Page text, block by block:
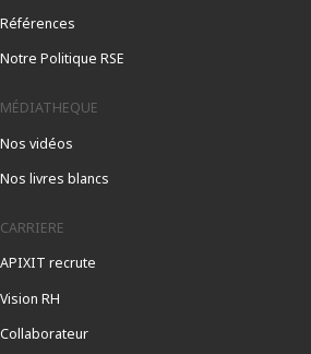
Références
Notre Politique RSE
MÉDIATHEQUE
Nos vidéos
Nos livres blancs
CARRIERE
APIXIT recrute
Vision RH
Collaborateur